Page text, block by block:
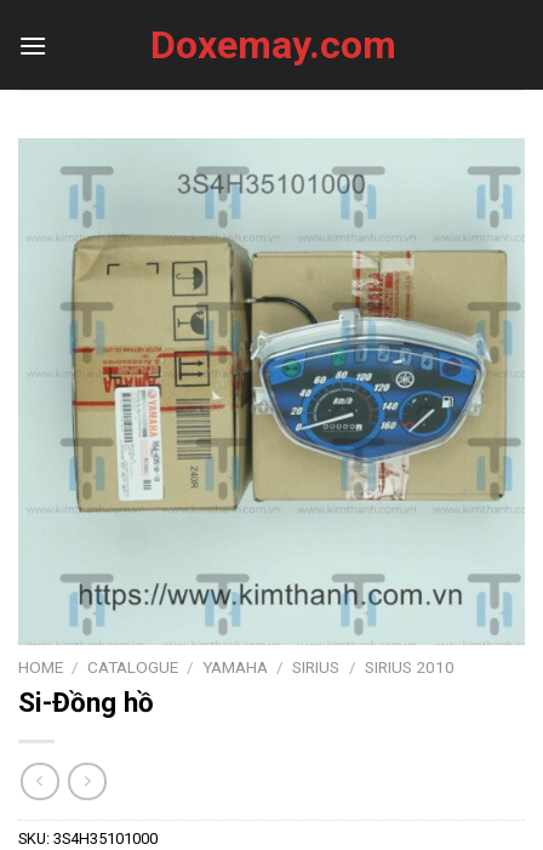
Doxemay.com
HOME / CATALOGUE / YAMAHA / SIRIUS / SIRIUS 2010
Si-Đồng hồ
SKU: 3S4H35101000